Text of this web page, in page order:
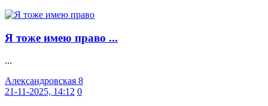
Я тоже имею право ...
...
Александровская 8
21-11-2025, 14:12 0